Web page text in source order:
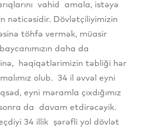
vahid amala, istəyə
nəticəsidir. Dövlətçiliyimizin
töhfə vermək, müasir
daha da
həqiqətlərimizin təbliği hər
olub. 34 il əvvəl eyni
eyni məramla çıxdığımız
da davam etdirəcəyik.
34 illik şərəfli yol dövlət